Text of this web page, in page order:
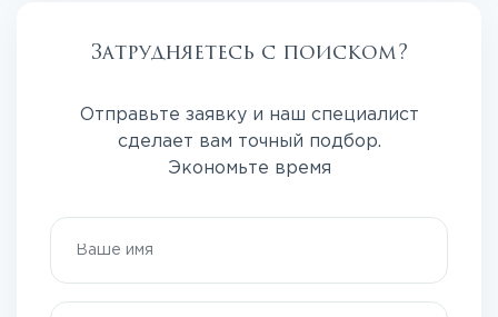
Затрудняетесь с поиском?
Отправьте заявку и наш специалист
сделает вам точный подбор.
Экономьте время